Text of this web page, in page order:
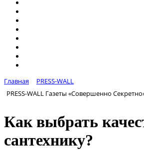
Главная
PRESS-WALL
PRESS-WALL Газеты «Совершенно
Как выбрать
сантехнику?